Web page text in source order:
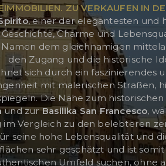
ZU VERKAUFEN IN
, einer der elegantesten und
Charme und
dem gleichnamigen
den Zugang und die historische
sich durch ein faszinierendes
mit malerischen Straßen,
Die Nähe zum
und zurBasilika San Francesco,
Vergleich zu den belebteren
seine hohe Lebensqualität und
sehr geschätzt und ist
Umfeld suchen,